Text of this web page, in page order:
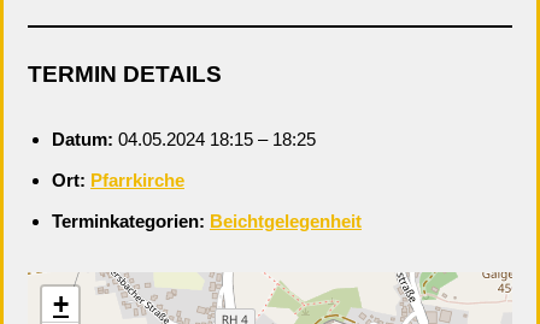
TERMIN DETAILS
Datum: 04.05.2024 18:15 – 18:25
Ort: Pfarrkirche
Terminkategorien: Beichtgelegenheit
+